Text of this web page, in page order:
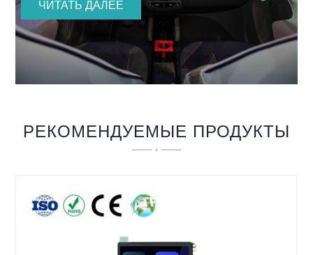
ЧИТАТЬ ДАЛЕЕ
РЕКОМЕНДУЕМЫЕ ПРОДУКТЫ